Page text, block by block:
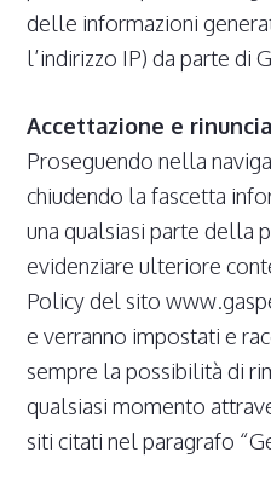
delle informazioni
l’indirizzo IP) da parte di
Accettazione e
Proseguendo nella
chiudendo la fascetta
una qualsiasi parte della
evidenziare ulteriore
Policy del sito
e verranno impostati e
sempre la possibilità di
qualsiasi momento
siti citati nel paragrafo